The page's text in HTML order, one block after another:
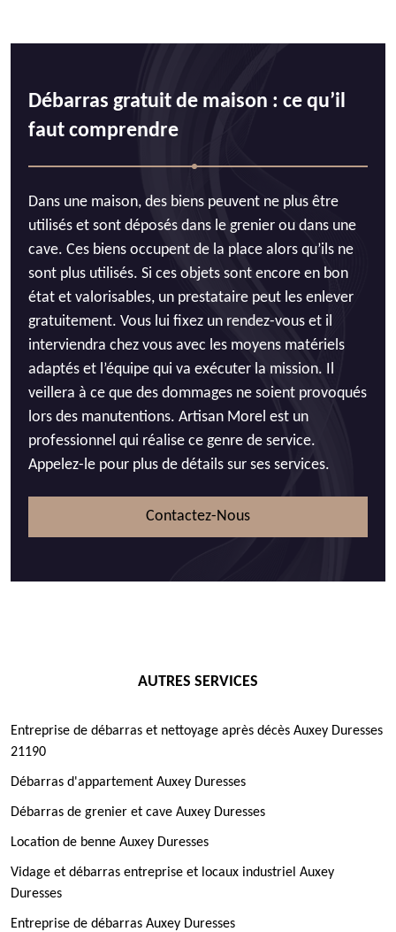
Débarras gratuit de maison : ce qu’il
faut comprendre
Dans une maison, des biens peuvent ne plus être
utilisés et sont déposés dans le grenier ou dans une
cave. Ces biens occupent de la place alors qu’ils ne
sont plus utilisés. Si ces objets sont encore en bon
état et valorisables, un prestataire peut les enlever
gratuitement. Vous lui fixez un rendez-vous et il
interviendra chez vous avec les moyens matériels
adaptés et l’équipe qui va exécuter la mission. Il
veillera à ce que des dommages ne soient provoqués
lors des manutentions. Artisan Morel est un
professionnel qui réalise ce genre de service.
Appelez-le pour plus de détails sur ses services.
Contactez-Nous
AUTRES SERVICES
Entreprise de débarras et nettoyage après décès Auxey Duresses
21190
Débarras d'appartement Auxey Duresses
Débarras de grenier et cave Auxey Duresses
Location de benne Auxey Duresses
Vidage et débarras entreprise et locaux industriel Auxey
Duresses
Entreprise de débarras Auxey Duresses